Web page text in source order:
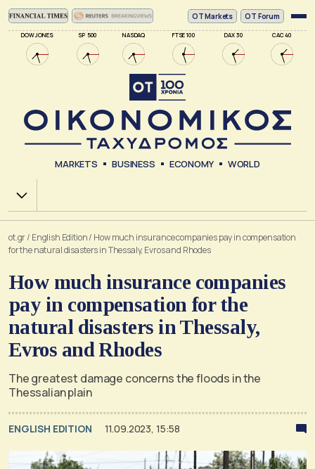
DOW JONES SP 500 NASDAQ FTSE 100 DAX 30 CAC 40
ΟΤ Markets OT Forum
MARKETS BUSINESS ECONOMY WORLD
Χ.Α.
ot.gr/ English Edition/ How much insurance companies pay in compensation
for the natural disasters in Thessaly, Evros and Rhodes
How much insurance companies
pay in compensation for the
natural disasters in Thessaly,
Evros and Rhodes
The greatest damage concerns the floods in the
Thessalian plain
ENGLISH EDITION 11.09.2023, 15:58